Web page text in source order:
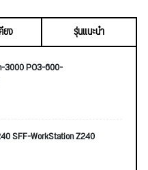
ยง
รุ่นแนะนำ
3000 PO3-600-
SFF-WorkStation Z240